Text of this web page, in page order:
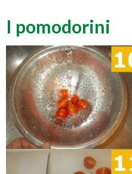
I pomodorini